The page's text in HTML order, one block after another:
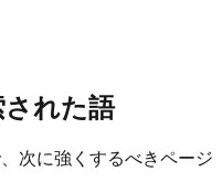
れた語
次に強くするべきページ